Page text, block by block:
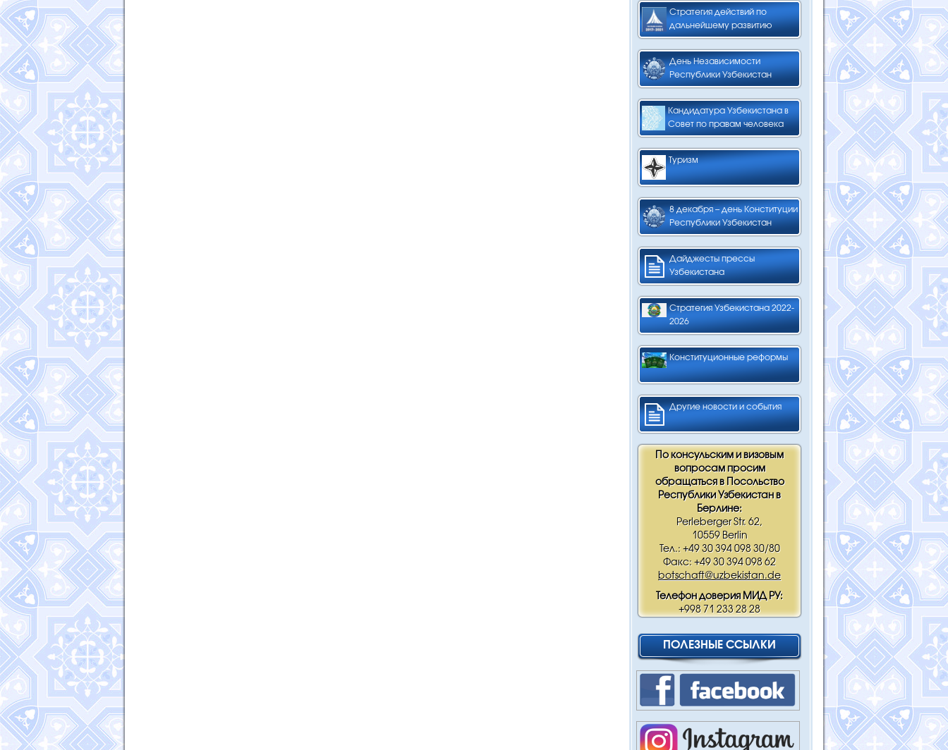
Стратегия действий по
дальнейшему развитию
День Независимости
Республики Узбекистан
Кандидатура Узбекистана в
Совет по правам человека
Туризм
8 декабря – день Конституции
Республики Узбекистан
Дайджесты прессы
Узбекистана
Стратегия Узбекистана 2022-
2026
Конституционные реформы
Другие новости и события
По консульским и визовым
вопросам просим
обращаться в Посольство
Республики Узбекистан в
Берлине:
Perleberger Str. 62,
10559 Berlin
Тел.: +49 30 394 098 30/80
Факс: +49 30 394 098 62
botschaft@uzbekistan.de
Телефон доверия МИД РУ:
+998 71 233 28 28
ПОЛЕЗНЫЕ ССЫЛКИ